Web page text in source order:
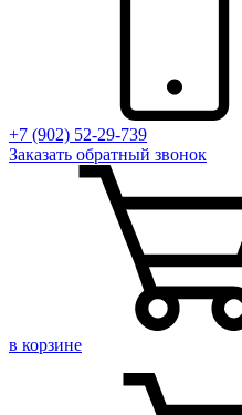
+7 (902) 52-29-739
Заказать обратный звонок
в корзине